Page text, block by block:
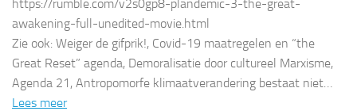
https://rumble.com/v2s0gp8-plandemic-3-the-great-
awakening-full-unedited-movie.html
Zie ook: Weiger de gifprik!, Covid-19 maatregelen en “the
Great Reset” agenda, Demoralisatie door cultureel Marxisme,
Agenda 21, Antropomorfe klimaatverandering bestaat niet…
Lees meer